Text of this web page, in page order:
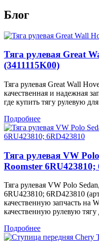
Блог
Тяга рулевая Great
(3411115K00)
Тяга рулевая Great Wall
качественная и надежная
где купить тягу рулевую
Подробнее
Тяга рулевая VW
Roomster 6RU423810;
Тяга рулевая VW Polo
6RU423810; 6RD423810
качественную запчасть на
качественную рулевую тягу
Подробнее